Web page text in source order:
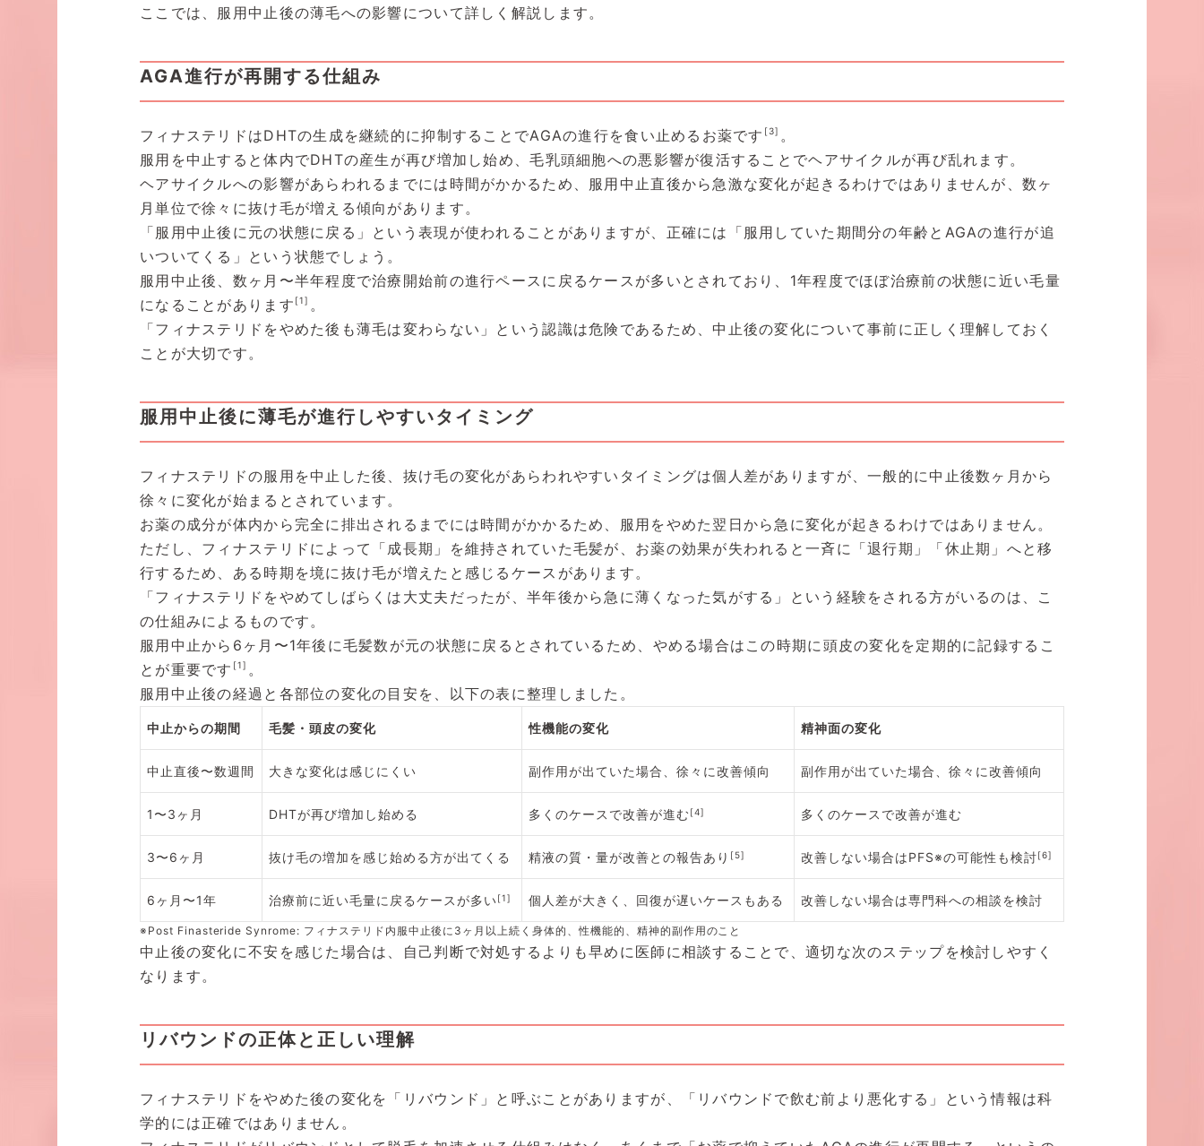
ここでは、服用中止後の薄毛への影響について詳しく解説します。
AGA進行が再開する仕組み
フィナステリドはDHTの生成を継続的に抑制することでAGAの進行を食い止めるお薬です [3] 。
服用を中止すると体内でDHTの産生が再び増加し始め、毛乳頭細胞への悪影響が復活することでヘアサイクルが再び乱れます。
ヘアサイクルへの影響があらわれるまでには時間がかかるため、服用中止直後から急激な変化が起きるわけではありませんが、数ヶ
月単位で徐々に抜け毛が増える傾向があります。
「服用中止後に元の状態に戻る」という表現が使われることがありますが、正確には「服用していた期間分の年齢とAGAの進行が追
いついてくる」という状態でしょう。
服用中止後、数ヶ月〜半年程度で治療開始前の進行ペースに戻るケースが多いとされており、1年程度でほぼ治療前の状態に近い毛量
になることがあります [1] 。
「フィナステリドをやめた後も薄毛は変わらない」という認識は危険であるため、中止後の変化について事前に正しく理解しておく
ことが大切です。
服用中止後に薄毛が進行しやすいタイミング
フィナステリドの服用を中止した後、抜け毛の変化があらわれやすいタイミングは個人差がありますが、一般的に中止後数ヶ月から
徐々に変化が始まるとされています。
お薬の成分が体内から完全に排出されるまでには時間がかかるため、服用をやめた翌日から急に変化が起きるわけではありません。
ただし、フィナステリドによって「成長期」を維持されていた毛髪が、お薬の効果が失われると一斉に「退行期」「休止期」へと移
行するため、ある時期を境に抜け毛が増えたと感じるケースがあります。
「フィナステリドをやめてしばらくは大丈夫だったが、半年後から急に薄くなった気がする」という経験をされる方がいるのは、こ
の仕組みによるものです。
服用中止から6ヶ月〜1年後に毛髪数が元の状態に戻るとされているため、やめる場合はこの時期に頭皮の変化を定期的に記録するこ
とが重要です [1] 。
服用中止後の経過と各部位の変化の目安を、以下の表に整理しました。
中止からの期間 毛髪・頭皮の変化 性機能の変化 精神面の変化
中止直後〜数週間 大きな変化は感じにくい 副作用が出ていた場合、徐々に改善傾向 副作用が出ていた場合、徐々に改善傾向
1〜3ヶ月 DHTが再び増加し始める 多くのケースで改善が進む[4] 多くのケースで改善が進む
3〜6ヶ月 抜け毛の増加を感じ始める方が出てくる 精液の質・量が改善との報告あり [5] 改善しない場合はPFS※の可能性も検討[6]
6ヶ月〜1年 治療前に近い毛量に戻るケースが多い[1] 個人差が大きく、回復が遅いケースもある 改善しない場合は専門科への相談を検討
※Post Finasteride Synrome: フィナステリド内服中止後に3ヶ月以上続く身体的、性機能的、精神的副作用のこと
中止後の変化に不安を感じた場合は、自己判断で対処するよりも早めに医師に相談することで、適切な次のステップを検討しやすく
なります。
リバウンドの正体と正しい理解
フィナステリドをやめた後の変化を「リバウンド」と呼ぶことがありますが、「リバウンドで飲む前より悪化する」という情報は科
学的には正確ではありません。